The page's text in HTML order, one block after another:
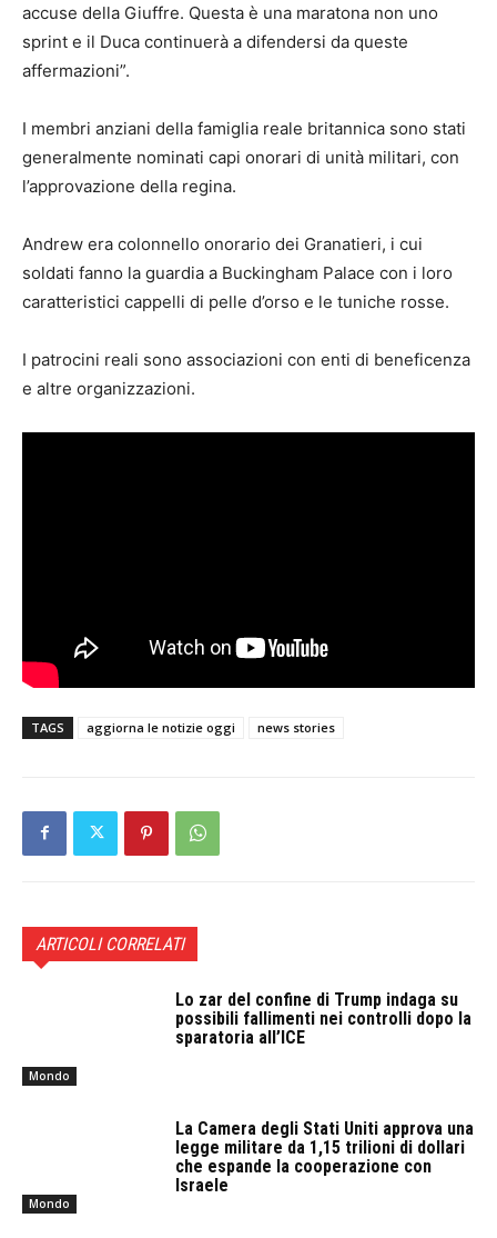
accuse della Giuffre. Questa è una maratona non uno
sprint e il Duca continuerà a difendersi da queste
affermazioni”.
I membri anziani della famiglia reale britannica sono stati
generalmente nominati capi onorari di unità militari, con
l’approvazione della regina.
Andrew era colonnello onorario dei Granatieri, i cui
soldati fanno la guardia a Buckingham Palace con i loro
caratteristici cappelli di pelle d’orso e le tuniche rosse.
I patrocini reali sono associazioni con enti di beneficenza
e altre organizzazioni.
TAGS aggiorna le notizie oggi news stories
ARTICOLI CORRELATI
Mondo
Lo zar del confine di Trump indaga su
possibili fallimenti nei controlli dopo la
sparatoria all’ICE
Mondo
La Camera degli Stati Uniti approva una
legge militare da 1,15 trilioni di dollari
che espande la cooperazione con
Israele